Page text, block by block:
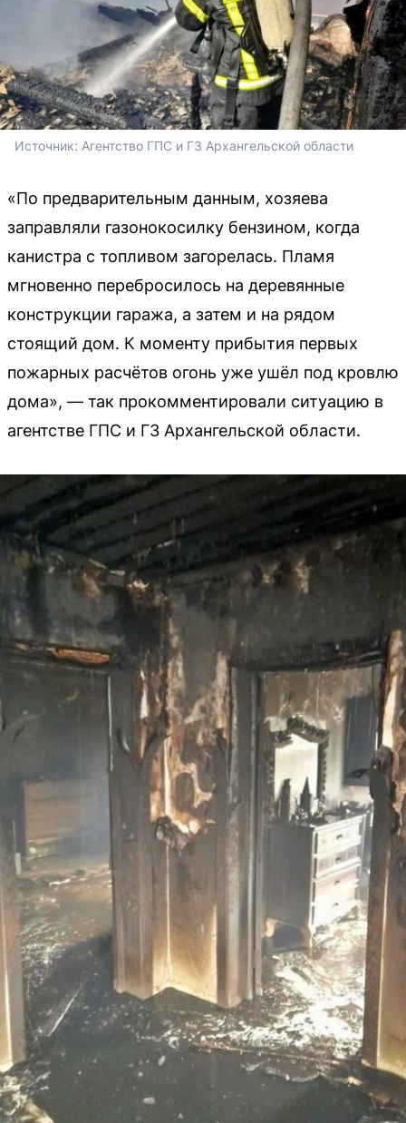
Источник: Агентство ГПС и ГЗ Архангельской области
«По предварительным данным, хозяева
заправляли газонокосилку бензином, когда
канистра с топливом загорелась. Пламя
мгновенно перебросилось на деревянные
конструкции гаража, а затем и на рядом
стоящий дом. К моменту прибытия первых
пожарных расчётов огонь уже ушёл под кровлю
дома», — так прокомментировали ситуацию в
агентстве ГПС и ГЗ Архангельской области.